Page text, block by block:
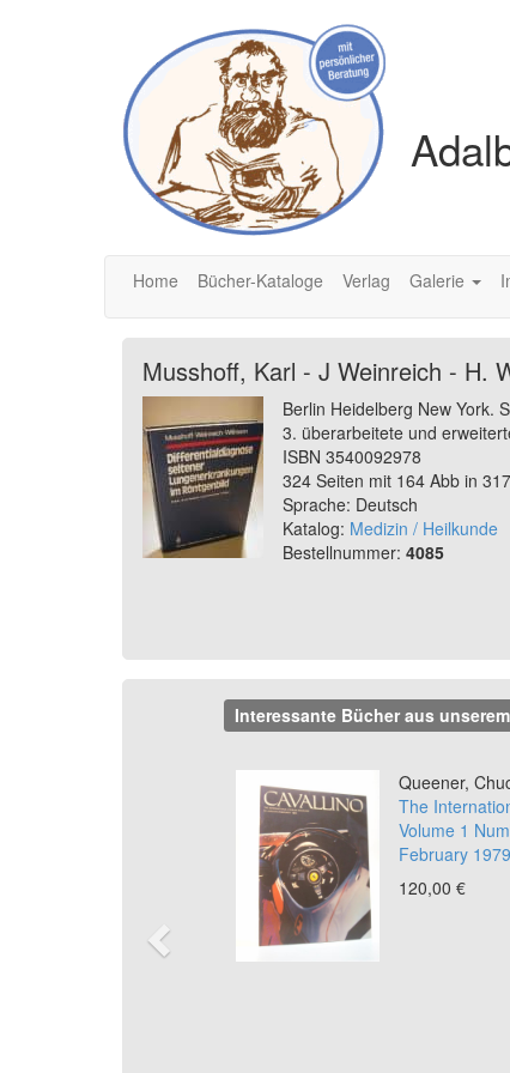
Home Bücher-Kataloge Verlag Galerie
Musshoff, Karl - J Weinreich - H.
Berlin Heidelberg New York.
3. überarbeitete und
ISBN 3540092978
324 Seiten mit 164 Abb in
Sprache: Deutsch
Katalog: Medizin / Heilkunde
Bestellnummer: 4085
Interessante Bücher aus
Queener,
The
Volume 1
February 1979
120,00 €
Previous